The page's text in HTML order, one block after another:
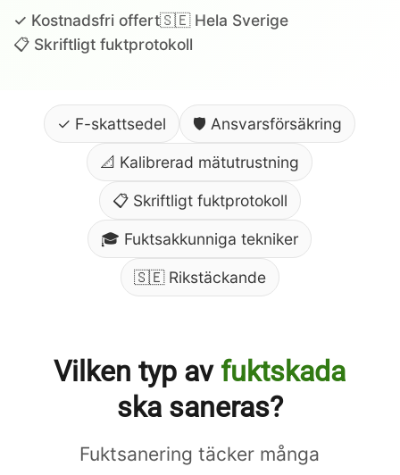
✓ Kostnadsfri offert🇸🇪 Hela Sverige
📋 Skriftligt fuktprotokoll
✓ F-skattsedel 🛡️ Ansvarsförsäkring
📐 Kalibrerad mätutrustning
📋 Skriftligt fuktprotokoll
🎓 Fuktsakkunniga tekniker
🇸🇪 Rikstäckande
Vilken typ av fuktskada
ska saneras?
Fuktsanering täcker många